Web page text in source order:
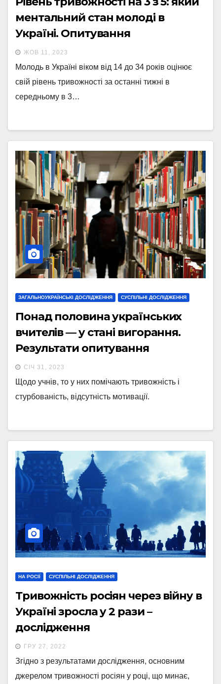
ментальний стан молоді в
Україні. Опитування
ЖОВ 11, 2023
Молодь в Україні віком від 14 до 34 років оцінює
свій рівень тривожності за останні тижні в
середньому в 3…
ЗАГАЛЬНОУКРАЇНСЬКІ ДОСЛІДЖЕННЯ СУСПІЛЬНІ ДОСЛІДЖЕННЯ
Понад половина українських
вчителів — у стані вигорання.
Результати опитування
СІЧ 31, 2023
Щодо учнів, то у них помічають тривожність і
стурбованість, відсутність мотивації.
НА РОСІЇ СУСПІЛЬНІ ДОСЛІДЖЕННЯ
Тривожність росіян через війну в
Україні зросла у 2 рази –
дослідження
ГРУ 27, 2022
Згідно з результатами дослідження, основним
джерелом тривожності росіян у році, що минає,